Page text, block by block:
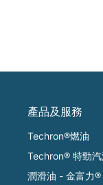
產品及服務
Techron®燃油
Techron® 特勁
潤滑油 - 金富力